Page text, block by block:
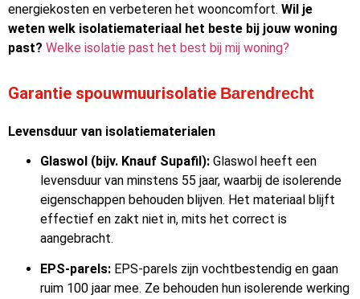
energiekosten en verbeteren het wooncomfort. Wil je
weten welk isolatiemateriaal het beste bij jouw woning
past? Welke isolatie past het best bij mij woning?
Garantie spouwmuurisolatie Barendrecht
Levensduur van isolatiematerialen
Glaswol (bijv. Knauf Supafil): Glaswol heeft een
levensduur van minstens 55 jaar, waarbij de isolerende
eigenschappen behouden blijven. Het materiaal blijft
effectief en zakt niet in, mits het correct is
aangebracht.
EPS-parels: EPS-parels zijn vochtbestendig en gaan
ruim 100 jaar mee. Ze behouden hun isolerende werking